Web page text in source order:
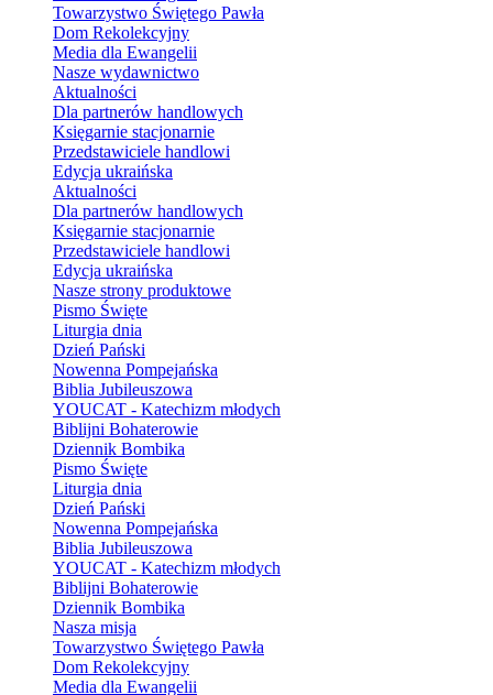
Towarzystwo Świętego Pawła
Dom Rekolekcyjny
Media dla Ewangelii
Nasze wydawnictwo
Aktualności
Dla partnerów handlowych
Księgarnie stacjonarnie
Przedstawiciele handlowi
Edycja ukraińska
Aktualności
Dla partnerów handlowych
Księgarnie stacjonarnie
Przedstawiciele handlowi
Edycja ukraińska
Nasze strony produktowe
Pismo Święte
Liturgia dnia
Dzień Pański
Nowenna Pompejańska
Biblia Jubileuszowa
YOUCAT - Katechizm młodych
Biblijni Bohaterowie
Dziennik Bombika
Pismo Święte
Liturgia dnia
Dzień Pański
Nowenna Pompejańska
Biblia Jubileuszowa
YOUCAT - Katechizm młodych
Biblijni Bohaterowie
Dziennik Bombika
Nasza misja
Towarzystwo Świętego Pawła
Dom Rekolekcyjny
Media dla Ewangelii